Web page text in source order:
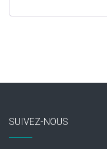
SUIVEZ-NOUS